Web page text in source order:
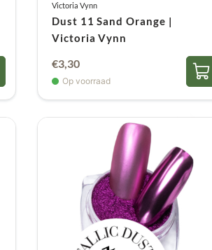
Victoria Vynn
Dust 11 Sand Orange |
Victoria Vynn
€3,30
Op voorraad